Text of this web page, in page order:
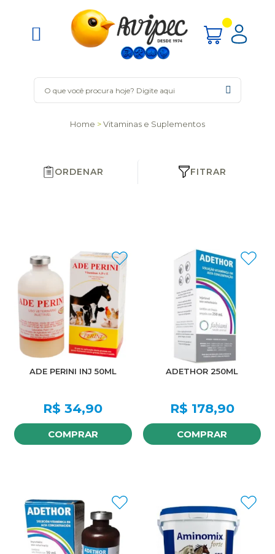
Home Vitaminas e Suplementos
ORDENAR FITRAR
ADE PERINI INJ 50ML
R$ 34,90
COMPRAR
ADETHOR 250ML
R$ 178,90
COMPRAR